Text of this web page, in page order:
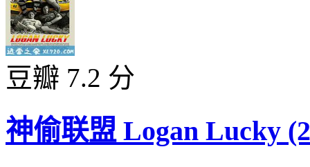
豆瓣 7.2 分
神偷联盟 Logan Lucky